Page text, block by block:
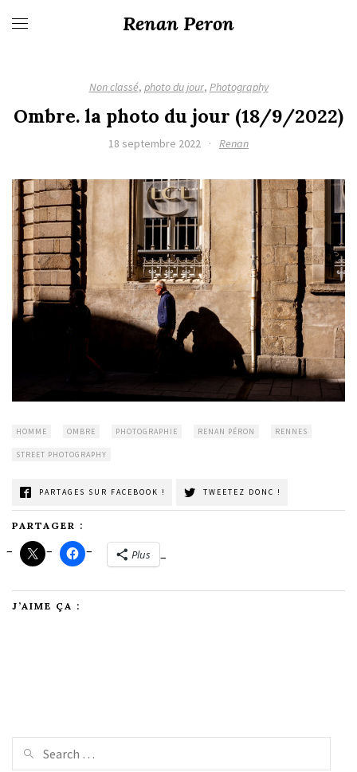
Renan Peron
Non classé, photo du jour, Photography
Ombre. la photo du jour (18/9/2022)
18 septembre 2022 · Renan
HOMME OMBRE PHOTOGRAPHIE RENAN PÉRON RENNES
STREET PHOTOGRAPHY
PARTAGES SUR FACEBOOK ! TWEETEZ DONC !
PARTAGER :
Plus
J’AIME ÇA :